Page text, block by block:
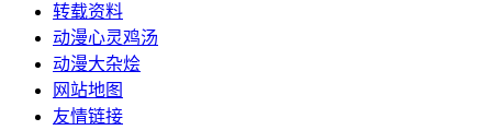
转载资料
动漫心灵鸡汤
动漫大杂烩
网站地图
友情链接